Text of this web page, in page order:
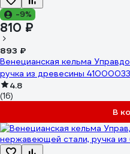
-9%
810 ₽
893 ₽
Венецианская кельма
ручка из древесины
4.8
(16)
В